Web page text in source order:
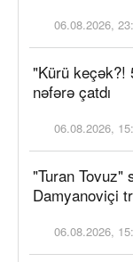
06.08.2026,
"Kürü keçək?!
nəfərə çatdı
06.08.2026,
"Turan Tovuz"
Damyanoviçi
06.08.2026,